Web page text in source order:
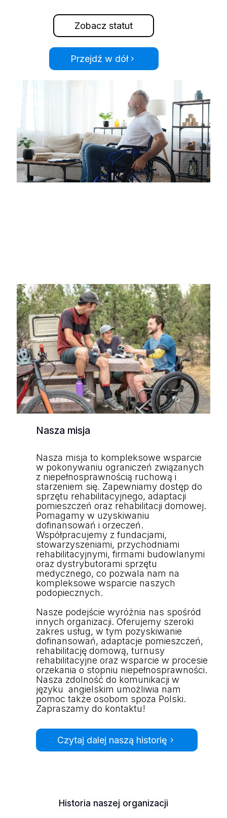
Zobacz statut
Przejdź w dół
Nasza misja
Nasza misja to kompleksowe wsparcie
w pokonywaniu ograniczeń związanych
z niepełnosprawnością ruchową i
starzeniem się. Zapewniamy dostęp do
sprzętu rehabilitacyjnego, adaptacji
pomieszczeń oraz rehabilitacji domowej.
Pomagamy w uzyskiwaniu
dofinansowań i orzeczeń.
Współpracujemy z fundacjami,
stowarzyszeniami, przychodniami
rehabilitacyjnymi, firmami budowlanymi
oraz dystrybutorami sprzętu
medycznego, co pozwala nam na
kompleksowe wsparcie naszych
podopiecznych.
Nasze podejście wyróżnia nas spośród
innych organizacji. Oferujemy szeroki
zakres usług, w tym pozyskiwanie
dofinansowań, adaptacje pomieszczeń,
rehabilitację domową, turnusy
rehabilitacyjne oraz wsparcie w procesie
orzekania o stopniu niepełnosprawności.
Nasza zdolność do komunikacji w
języku angielskim umożliwia nam
pomoc także osobom spoza Polski.
Zapraszamy do kontaktu!
Czytaj dalej naszą historię
Historia naszej organizacji